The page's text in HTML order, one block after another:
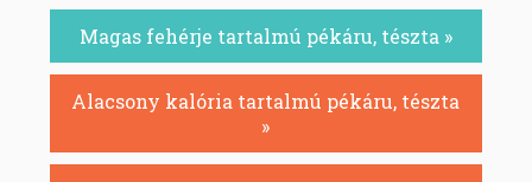
Magas fehérje tartalmú pékáru, tészta »
Alacsony kalória tartalmú pékáru, tészta
»